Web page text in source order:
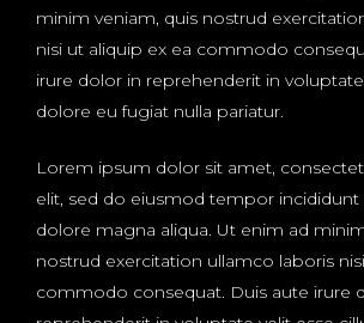
minim veniam, quis nostrud
nisi ut aliquip ex ea commodo
irure dolor in reprehenderit in
dolore eu fugiat nulla pariatur.
Lorem ipsum dolor sit amet,
elit, sed do eiusmod tempor
dolore magna aliqua. Ut enim ad
nostrud exercitation ullamco laboris
commodo consequat. Duis aute irure